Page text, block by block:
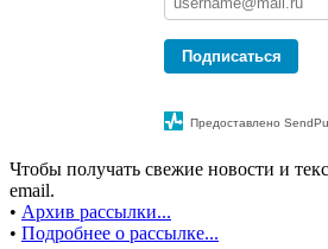
Подписаться
Предоставлено
Чтобы получать свежие новости и
email.
• Архив рассылки...
• Подробнее о рассылке...